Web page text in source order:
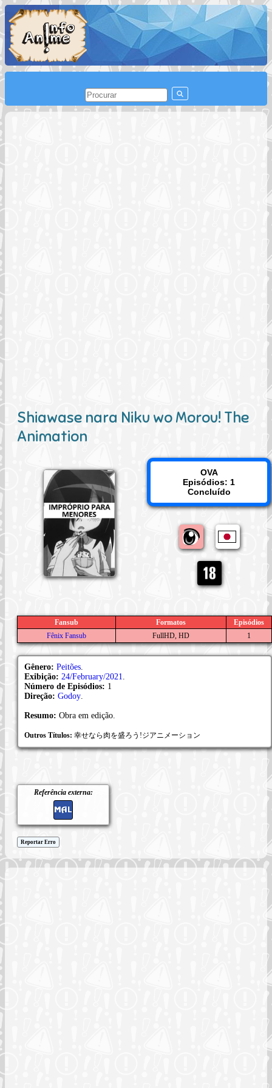
Shiawase nara Niku wo Morou! The
Animation
OVA
Episódios: 1
Concluído
Fansub Formatos
Episódios
Fênix Fansub
FullHD, HD 1
Gênero: Peitões
Exibição: 24/February/2021
Número de Episódios: 1
Direção: Godoy
Resumo: Obra em edição.
Outros Títulos: 幸せなら肉を盛ろう!ジアニメーション
Referência externa:
Reportar Erro